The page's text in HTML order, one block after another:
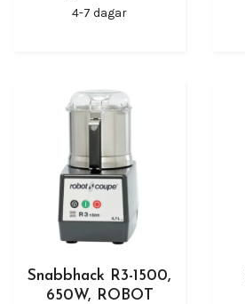
4-7 dagar
Snabbhack R3-1500,
650W, ROBOT